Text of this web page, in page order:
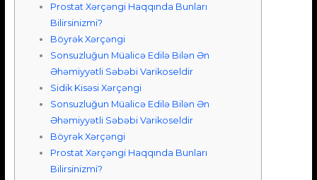
Prostat Xərçəngi Haqqında Bunları
Bilirsinizmi?
Böyrək Xərçəngi
Sonsuzluğun Müalicə Edilə Bilən Ən
Əhəmiyyətli Səbəbi Varikoseldir
Sidik Kisəsi Xərçəngi
Sonsuzluğun Müalicə Edilə Bilən Ən
Əhəmiyyətli Səbəbi Varikoseldir
Böyrək Xərçəngi
Prostat Xərçəngi Haqqında Bunları
Bilirsinizmi?